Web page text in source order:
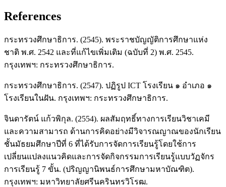
References
กระทรวงศึกษาธิการ. (2545). พระราชบัญญัติการศึกษาแห่ง
ชาติ พ.ศ. 2542 และที่แก้ไขเพิ่มเติม (ฉบับที่ 2) พ.ศ. 2545.
กรุงเทพฯ: กระทรวงศึกษาธิการ.
กระทรวงศึกษาธิการ. (2547). ปฏิรูป ICT โรงเรียน ๑ อำเภอ ๑
โรงเรียนในฝัน. กรุงเทพฯ: กระทรวงศึกษาธิการ.
จินดารัตน์ แก้วพิกุล. (2554). ผลสัมฤทธิ์ทางการเรียนวิชาเคมี
และความสามารถ ด้านการคิดอย่างมีวิจารณญาณของนักเรียน
ชั้นมัธยมศึกษาปีที่ 6 ที่ได้รับการจัดการเรียนรู้โดยใช้การ
เปลี่ยนแปลงแนวคิดและการจัดกิจกรรมการเรียนรู้แบบวัฏจักร
การเรียนรู้ 7 ขั้น. (ปริญญานิพนธ์การศึกษามหาบัณฑิต).
กรุงเทพฯ: มหาวิทยาลัยศรีนครินทรวิโรฒ.